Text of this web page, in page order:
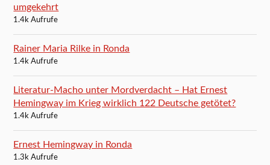
umgekehrt
1.4k Aufrufe
Rainer Maria Rilke in Ronda
1.4k Aufrufe
Literatur-Macho unter Mordverdacht – Hat Ernest
Hemingway im Krieg wirklich 122 Deutsche getötet?
1.4k Aufrufe
Ernest Hemingway in Ronda
1.3k Aufrufe